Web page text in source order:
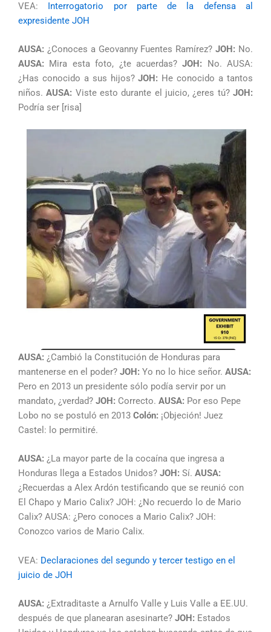
VEA: Interrogatorio por parte de la defensa al
expresidente JOH
AUSA: ¿Conoces a Geovanny Fuentes Ramírez?JOH: No.
AUSA: Mira esta foto, ¿te acuerdas?JOH: No. AUSA:
¿Has conocido a sus hijos?JOH: He conocido a tantos
niños.AUSA: Viste esto durante el juicio, ¿eres tú?JOH:
Podría ser [risa]
AUSA: ¿Cambió la Constitución de Honduras para
mantenerse en el poder? JOH: Yo no lo hice señor. AUSA:
Pero en 2013 un presidente sólo podía servir por un
mandato, ¿verdad? JOH: Correcto. AUSA: Por eso Pepe
Lobo no se postuló en 2013 Colón: ¡Objeción! Juez
Castel: lo permitiré.
AUSA: ¿La mayor parte de la cocaína que ingresa a
Honduras llega a Estados Unidos? JOH: Sí. AUSA:
¿Recuerdas a Alex Ardón testificando que se reunió con
El Chapo y Mario Calix? JOH: ¿No recuerdo lo de Mario
Calix? AUSA: ¿Pero conoces a Mario Calix? JOH:
Conozco varios de Mario Calix.
VEA: Declaraciones del segundo y tercer testigo en el
juicio de JOH
AUSA: ¿Extraditaste a Arnulfo Valle y Luis Valle a EE.UU.
después de que planearan asesinarte? JOH: Estados